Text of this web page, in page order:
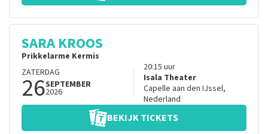
SARA KROOS
Prikkelarme Kermis
ZATERDAG
26SEPTEMBER
2026
20:15 uur
Isala Theater
Capelle aan den IJssel,
Nederland
BEKIJK TICKETS